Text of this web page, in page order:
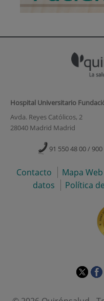
Hospital Universitario
Avda. Reyes Católicos, 2
28040 Madrid Madrid
91 550 48 00 /
Contacto Mapa Web
datos
Política
Este